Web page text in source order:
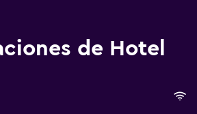
de Hotel